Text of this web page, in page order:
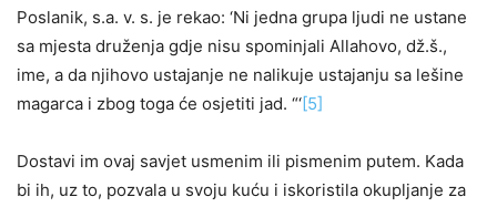
Poslanik, s.a. v. s. je rekao: ‘Ni jedna grupa ljudi ne ustane
sa mjesta druženja gdje nisu spominjali Allahovo, dž.š.,
ime, a da njihovo ustajanje ne nalikuje ustajanju sa lešine
magarca i zbog toga će osjetiti jad. “‘[5]
Dostavi im ovaj savjet usmenim ili pismenim putem. Kada
bi ih, uz to, pozvala u svoju kuću i iskoristila okupljanje za